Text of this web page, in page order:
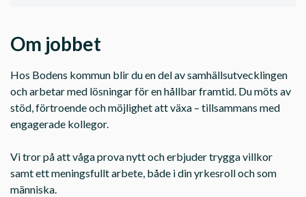
Om jobbet
Hos Bodens kommun blir du en del av samhällsutvecklingen
och arbetar med lösningar för en hållbar framtid. Du möts av
stöd, förtroende och möjlighet att växa – tillsammans med
engagerade kollegor.
Vi tror på att våga prova nytt och erbjuder trygga villkor
samt ett meningsfullt arbete, både i din yrkesroll och som
människa.